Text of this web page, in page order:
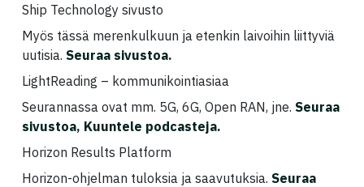
Ship Technology sivusto
Myös tässä merenkulkuun ja etenkin laivoihin liittyviä
uutisia. Seuraa sivustoa.
LightReading – kommunikointiasiaa
Seurannassa ovat mm. 5G, 6G, Open RAN, jne. Seuraa
sivustoa, Kuuntele podcasteja.
Horizon Results Platform
Horizon-ohjelman tuloksia ja saavutuksia. Seuraa